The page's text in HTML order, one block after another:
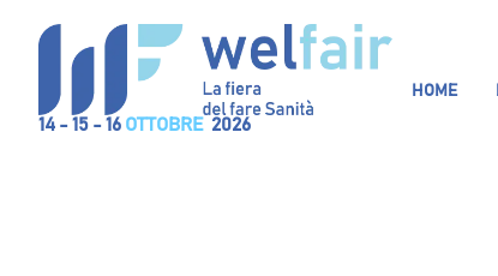
14 - 15 - 16 OTTOBRE 2026
HOME